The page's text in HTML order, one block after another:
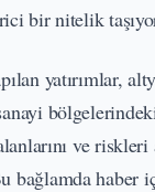
bir nitelik
yatırımlar,
ve riskleri
bağlamda haber